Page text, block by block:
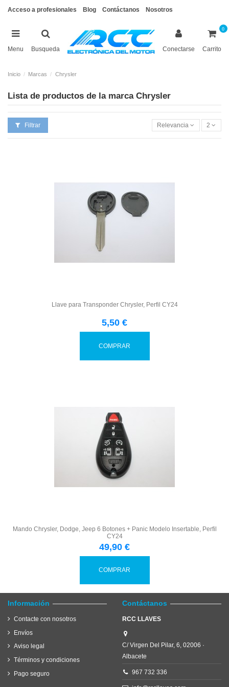
Acceso a profesionales Blog Contáctanos Nosotros
Menu Busqueda Conectarse
0
Carrito
Inicio Marcas Chrysler
Lista de productos de la marca Chrysler
Filtrar Relevancia 2
Llave para Transponder Chrysler, Perfil CY24
5,50 €
COMPRAR
Mando Chrysler, Dodge, Jeep 6 Botones + Panic Modelo Insertable, Perfil
CY24
49,90 €
COMPRAR
Información
Contacte con nosotros
Envíos
Aviso legal
Términos y condiciones
Pago seguro
Contáctanos
RCC LLAVES
C/ Virgen Del Pilar, 6, 02006 ·
Albacete
967 732 336